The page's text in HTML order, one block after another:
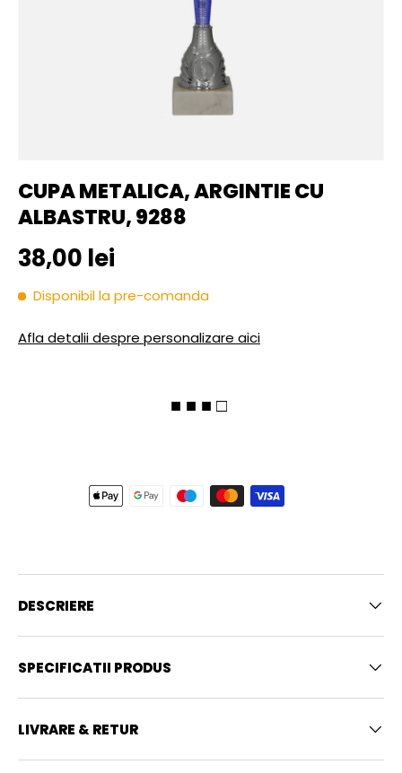
CUPA METALICA, ARGINTIE CU
ALBASTRU, 9288
Pret initial
38,00 lei
Disponibil la pre-comanda
Afla detalii despre personalizare aici
■ ■ ■ □
DESCRIERE
SPECIFICATII PRODUS
LIVRARE & RETUR